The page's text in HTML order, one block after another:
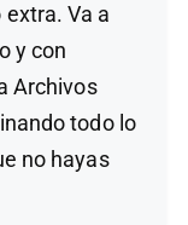
Va a
y con
Archivos
todo lo
no hayas